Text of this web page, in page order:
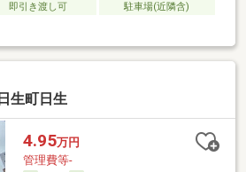
即引き渡し可
駐車場(近隣含)
生町日生
4.95万円
管理費等-